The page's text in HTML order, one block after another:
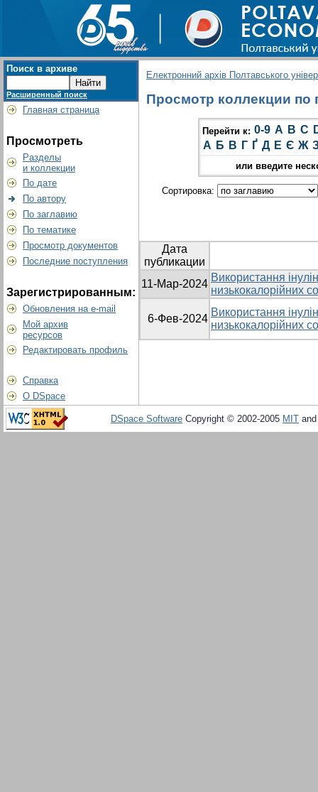
Поиск в архиве
Расширенный поиск
Главная страница
Просмотреть
Разделы
и коллекции
По дате
По автору
По заглавию
По тематике
Просмотр документов
Последние поступления
Зарегистрированным:
Обновления на e-mail
Мой архив
ресурсов
Редактировать профиль
Справка
О DSpace
Електронний архів Полтавського
Просмотр коллекции по
Перейти к: 0-9 A B C
А Б В Г Ґ Д Е Є Ж
или введите
Сортировка:
Дата
публикации
11-Мар-2024
Використання
низькокалорійних
6-Фев-2024
Використання
низькокалорійних
DSpace Software Copyright © 2002-2005 MIT